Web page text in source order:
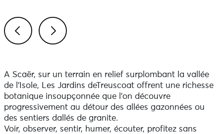
A Scaër, sur un terrain en relief surplombant la vallée
de l'Isole, Les Jardins deTreuscoat offrent une richesse
botanique insoupçonnée que l'on découvre
progressivement au détour des allées gazonnées ou
des sentiers dallés de granite.
Voir, observer, sentir, humer, écouter, profitez sans